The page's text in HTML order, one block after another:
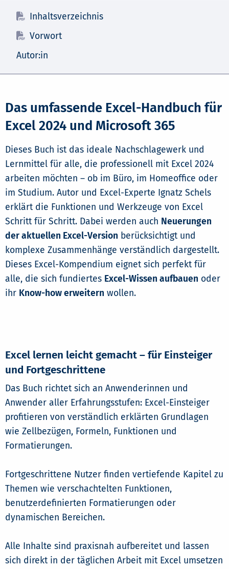
Inhaltsverzeichnis
Vorwort
Autor:in
Das umfassende Excel-Handbuch für
Excel 2024 und Microsoft 365
Dieses Buch ist das ideale Nachschlagewerk und
Lernmittel für alle, die professionell mit Excel 2024
arbeiten möchten – ob im Büro, im Homeoffice oder
im Studium. Autor und Excel-Experte Ignatz Schels
erklärt die Funktionen und Werkzeuge von Excel
Schritt für Schritt. Dabei werden auch Neuerungen
der aktuellen Excel-Version berücksichtigt und
komplexe Zusammenhänge verständlich dargestellt.
Dieses Excel-Kompendium eignet sich perfekt für
alle, die sich fundiertes Excel-Wissen aufbauen oder
ihr Know-how erweitern wollen.
Excel lernen leicht gemacht – für Einsteiger
und Fortgeschrittene
Das Buch richtet sich an Anwenderinnen und
Anwender aller Erfahrungsstufen: Excel-Einsteiger
profitieren von verständlich erklärten Grundlagen
wie Zellbezügen, Formeln, Funktionen und
Formatierungen.
Fortgeschrittene Nutzer finden vertiefende Kapitel zu
Themen wie verschachtelten Funktionen,
benutzerdefinierten Formatierungen oder
dynamischen Bereichen.
Alle Inhalte sind praxisnah aufbereitet und lassen
sich direkt in der täglichen Arbeit mit Excel umsetzen